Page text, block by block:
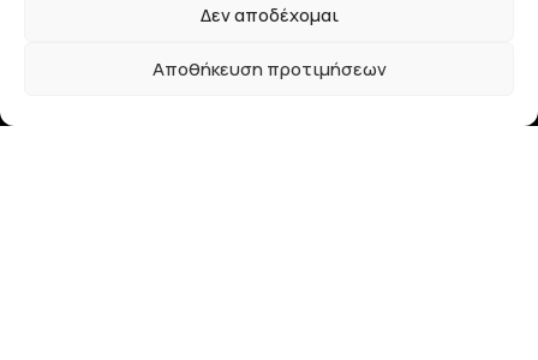
Δεν αποδέχομαι
Αποθήκευση προτιμήσεων
Εγγραφείτε στο newsletter μας και απολαύστε